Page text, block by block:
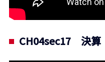
CH04sec17 決算